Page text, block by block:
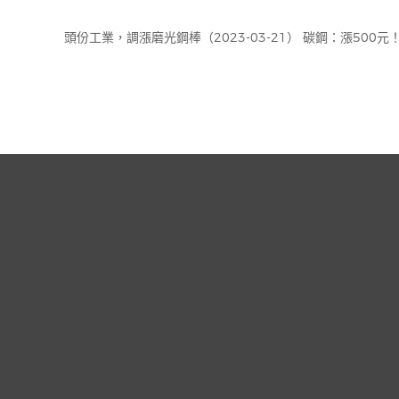
頭份工業，調漲磨光鋼棒（2023-03-21） 碳鋼：漲500